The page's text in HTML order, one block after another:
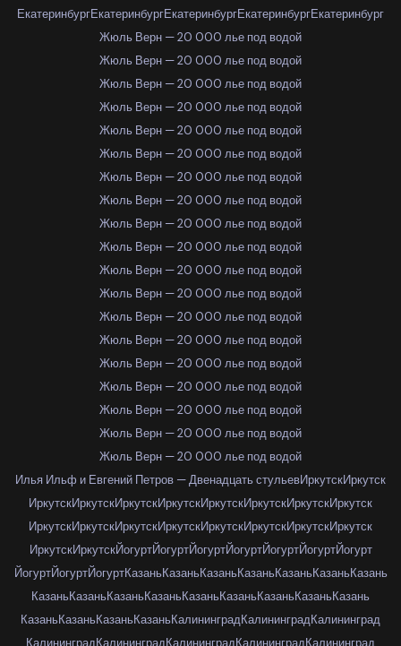
ЕкатеринбургЕкатеринбургЕкатеринбургЕкатеринбургЕкатеринбург
Жюль Верн — 20 000 лье под водой
Жюль Верн — 20 000 лье под водой
Жюль Верн — 20 000 лье под водой
Жюль Верн — 20 000 лье под водой
Жюль Верн — 20 000 лье под водой
Жюль Верн — 20 000 лье под водой
Жюль Верн — 20 000 лье под водой
Жюль Верн — 20 000 лье под водой
Жюль Верн — 20 000 лье под водой
Жюль Верн — 20 000 лье под водой
Жюль Верн — 20 000 лье под водой
Жюль Верн — 20 000 лье под водой
Жюль Верн — 20 000 лье под водой
Жюль Верн — 20 000 лье под водой
Жюль Верн — 20 000 лье под водой
Жюль Верн — 20 000 лье под водой
Жюль Верн — 20 000 лье под водой
Жюль Верн — 20 000 лье под водой
Жюль Верн — 20 000 лье под водой
Илья Ильф и Евгений Петров — Двенадцать стульевИркутскИркутск
ИркутскИркутскИркутскИркутскИркутскИркутскИркутскИркутск
ИркутскИркутскИркутскИркутскИркутскИркутскИркутскИркутск
ИркутскИркутскЙогуртЙогуртЙогуртЙогуртЙогуртЙогуртЙогурт
ЙогуртЙогуртЙогуртКазаньКазаньКазаньКазаньКазаньКазаньКазань
КазаньКазаньКазаньКазаньКазаньКазаньКазаньКазаньКазань
КазаньКазаньКазаньКазаньКалининградКалининградКалининград